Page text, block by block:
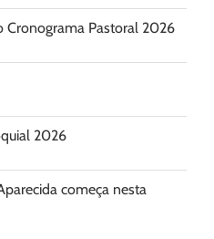
Cronograma Pastoral 2026
2026
começa nesta